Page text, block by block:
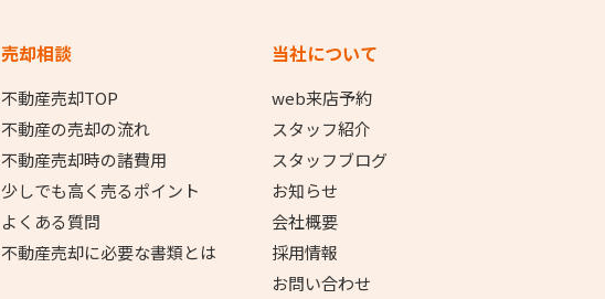
売却相談
不動産売却TOP
不動産の売却の流れ
不動産売却時の諸費用
少しでも高く売るポイント
よくある質問
不動産売却に必要な書類とは
当社について
web来店予約
スタッフ紹介
スタッフブログ
お知らせ
会社概要
採用情報
お問い合わせ